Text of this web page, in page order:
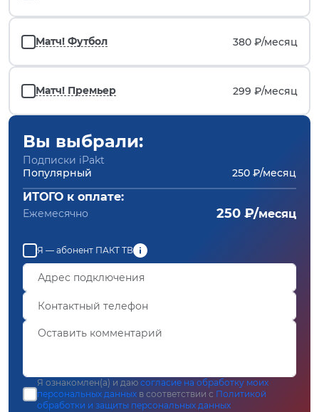
Матч! Футбол 380 ₽/месяц
Матч! Премьер 299 ₽/месяц
Вы выбрали:
Подписки iPakt
Популярный
250 ₽/месяц
ИТОГО к оплате:
Ежемесячно 250 ₽/месяц
Я — абонент ПАКТ ТВ
Я ознакомлен(а) и даю согласие на обработку моих
персональных данных в соответствии с Политикой
обработки и защиты персональных данных